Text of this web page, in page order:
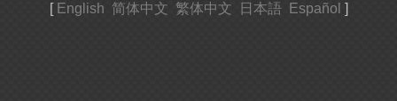
[ English 简体中文 繁体中文 日本語 Español ]